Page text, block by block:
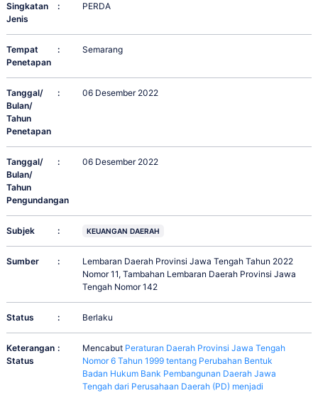
Singkatan
Jenis
: PERDA
Tempat
Penetapan
: Semarang
Tanggal/
Bulan/
Tahun
Penetapan
: 06 Desember 2022
Tanggal/
Bulan/
Tahun
Pengundangan
: 06 Desember 2022
Subjek : KEUANGAN DAERAH
Sumber :
Lembaran Daerah Provinsi Jawa Tengah Tahun 2022
Nomor 11, Tambahan Lembaran Daerah Provinsi Jawa
Tengah Nomor 142
Status : Berlaku
Keterangan
Status
: Mencabut Peraturan Daerah Provinsi Jawa Tengah
Nomor 6 Tahun 1999 tentang Perubahan Bentuk
Badan Hukum Bank Pembangunan Daerah Jawa
Tengah dari Perusahaan Daerah (PD) menjadi